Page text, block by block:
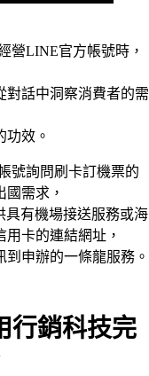
營LINE官方帳號時，
對話中洞察消費者的需
功效。
號詢問刷卡訂機票的
需求，
具有機場接送服務或海
卡的連結網址，
申辦的一條龍服務。
行銷科技完